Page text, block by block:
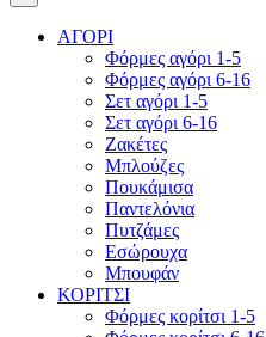
ΑΓΟΡΙ
Φόρμες αγόρι 1-5
Φόρμες αγόρι 6-16
Σετ αγόρι 1-5
Σετ αγόρι 6-16
Ζακέτες
Μπλούζες
Πουκάμισα
Παντελόνια
Πυτζάμες
Εσώρουχα
Μπουφάν
ΚΟΡΙΤΣΙ
Φόρμες κορίτσι 1-5